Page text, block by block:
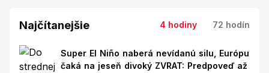
Najčítanejšie 4 hodiny 72 hodín
Super El Niño naberá nevídanú silu, Európu
čaká na jeseň divoký ZVRAT: Predpoveď až